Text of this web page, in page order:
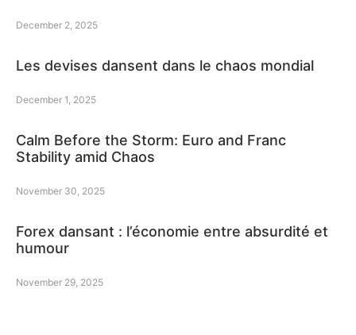
December 2, 2025
Les devises dansent dans le chaos mondial
December 1, 2025
Calm Before the Storm: Euro and Franc
Stability amid Chaos
November 30, 2025
Forex dansant : l’économie entre absurdité et
humour
November 29, 2025